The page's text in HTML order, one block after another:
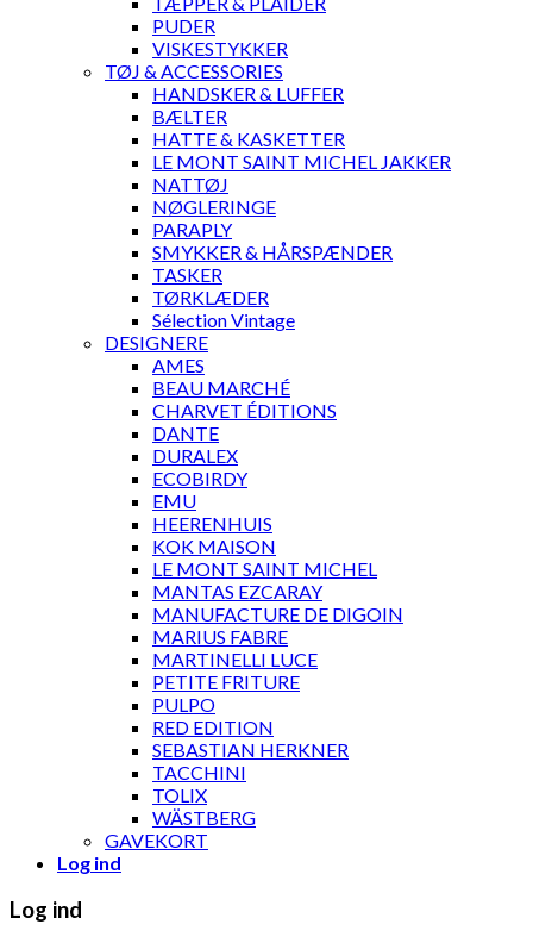
PUDER
VISKESTYKKER
TØJ & ACCESSORIES
HANDSKER & LUFFER
BÆLTER
HATTE & KASKETTER
LE MONT SAINT MICHEL JAKKER
NATTØJ
NØGLERINGE
PARAPLY
SMYKKER & HÅRSPÆNDER
TASKER
TØRKLÆDER
Sélection Vintage
DESIGNERE
AMES
BEAU MARCHÉ
CHARVET ÉDITIONS
DANTE
DURALEX
ECOBIRDY
EMU
HEERENHUIS
KOK MAISON
LE MONT SAINT MICHEL
MANTAS EZCARAY
MANUFACTURE DE DIGOIN
MARIUS FABRE
MARTINELLI LUCE
PETITE FRITURE
PULPO
RED EDITION
SEBASTIAN HERKNER
TACCHINI
TOLIX
WÄSTBERG
GAVEKORT
Log ind
Log ind